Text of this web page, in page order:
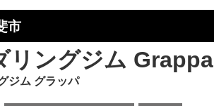
市
リングジム Grappa
ジム グラッパ